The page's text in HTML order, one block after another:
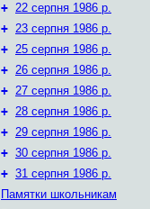
+ 22 серпня 1986 р.
+ 23 серпня 1986 р.
+ 25 серпня 1986 р.
+ 26 серпня 1986 р.
+ 27 серпня 1986 р.
+ 28 серпня 1986 р.
+ 29 серпня 1986 р.
+ 30 серпня 1986 р.
+ 31 серпня 1986 р.
Памятки школьникам